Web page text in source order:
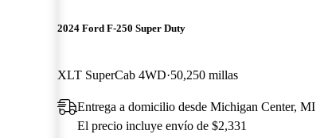
2024 Ford F-250 Super Duty
XLT SuperCab 4WD 50,250 millas
Entrega a domicilio desde Michigan Center, MI
El precio incluye envío de $2,331